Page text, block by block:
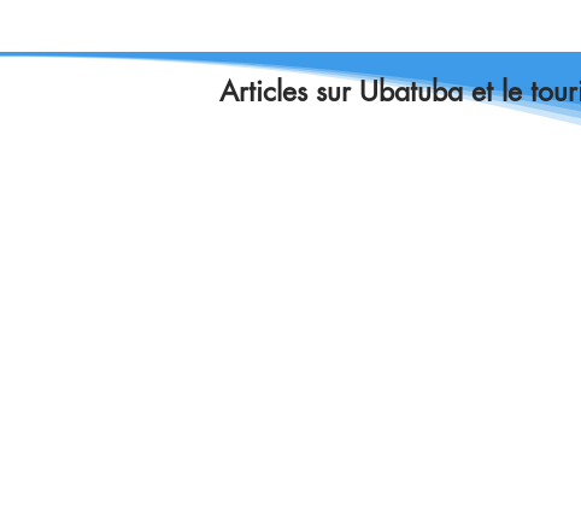
Articles sur Ubatuba et le